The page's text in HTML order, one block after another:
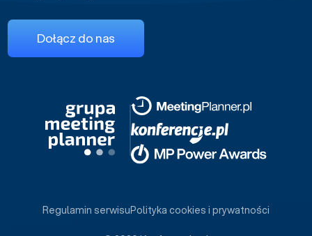
Dołącz do nas
Regulamin serwisuPolityka cookies i prywatności